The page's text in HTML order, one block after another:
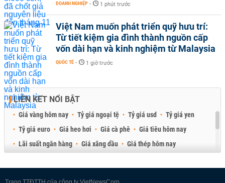
DOANH NGHIỆP - 1 phút trước
Việt Nam muốn phát triển quỹ hưu trí:
Từ tiết kiệm gia đình thành nguồn cấp
vốn dài hạn và kinh nghiệm từ Malaysia
QUỐC TẾ - 1 giờ trước
LIÊN KẾT NỔI BẬT
Giá vàng hôm nay Tỷ giá ngoại tệ Tỷ giá usd
Tỷ giá yen
Tỷ giá euro
Giá heo hơi Giá cà phê
Giá tiêu hôm nay
Lãi suất ngân hàng
Giá xăng dầu
Giá thép hôm nay